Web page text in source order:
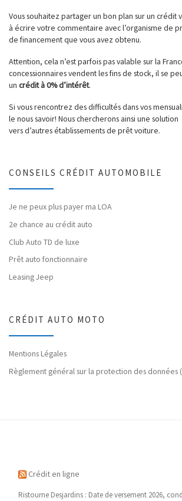
Vous souhaitez partager un bon plan sur un crédit
à écrire votre commentaire avec l’organisme de
de financement que vous avez obtenu.
Attention, cela n’est parfois pas valable sur la
concessionnaires vendent les fins de stock, il se
un crédit à 0% d’intérêt.
Si vous rencontrez des difficultés dans vos
le nous savoir! Nous chercherons ainsi une
vers d’autres établissements de prêt voiture.
CONSEILS CRÉDIT AUTOMOBILE
Je ne peux plus payer ma LOA
2e chance au crédit auto
Club Auto TD de luxe
Prêt auto fonctionnaire
Leasing Jeep
CRÉDIT AUTO MOTO
Mentions Légales
Règlement général sur la protection des données
Crédit en ligne
Ristourne Desjardins : Date de versement 2026,